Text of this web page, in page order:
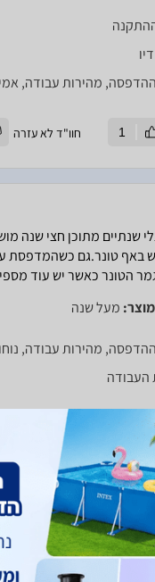
מהירות עבודה,
1 חוו"ד לא עזרה
שנתיים מתוכן חצי שנה
הטונר כאשר יש עוד
מעל שנה
מהירות עבודה,
העבודה
חוו"ד לא עזרה
לאחר ברדר קודמת שהחזיקה